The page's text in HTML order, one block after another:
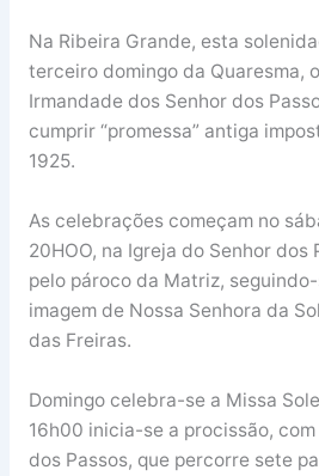
Na Ribeira Grande, esta
terceiro domingo da Quaresma,
Irmandade dos Senhor dos
cumprir “promessa” antiga
1925.
As celebrações começam no
20HOO, na Igreja do Senhor dos
pelo pároco da Matriz,
imagem de Nossa Senhora da
das Freiras.
Domingo celebra-se a Missa
16h00 inicia-se a procissão,
dos Passos, que percorre sete